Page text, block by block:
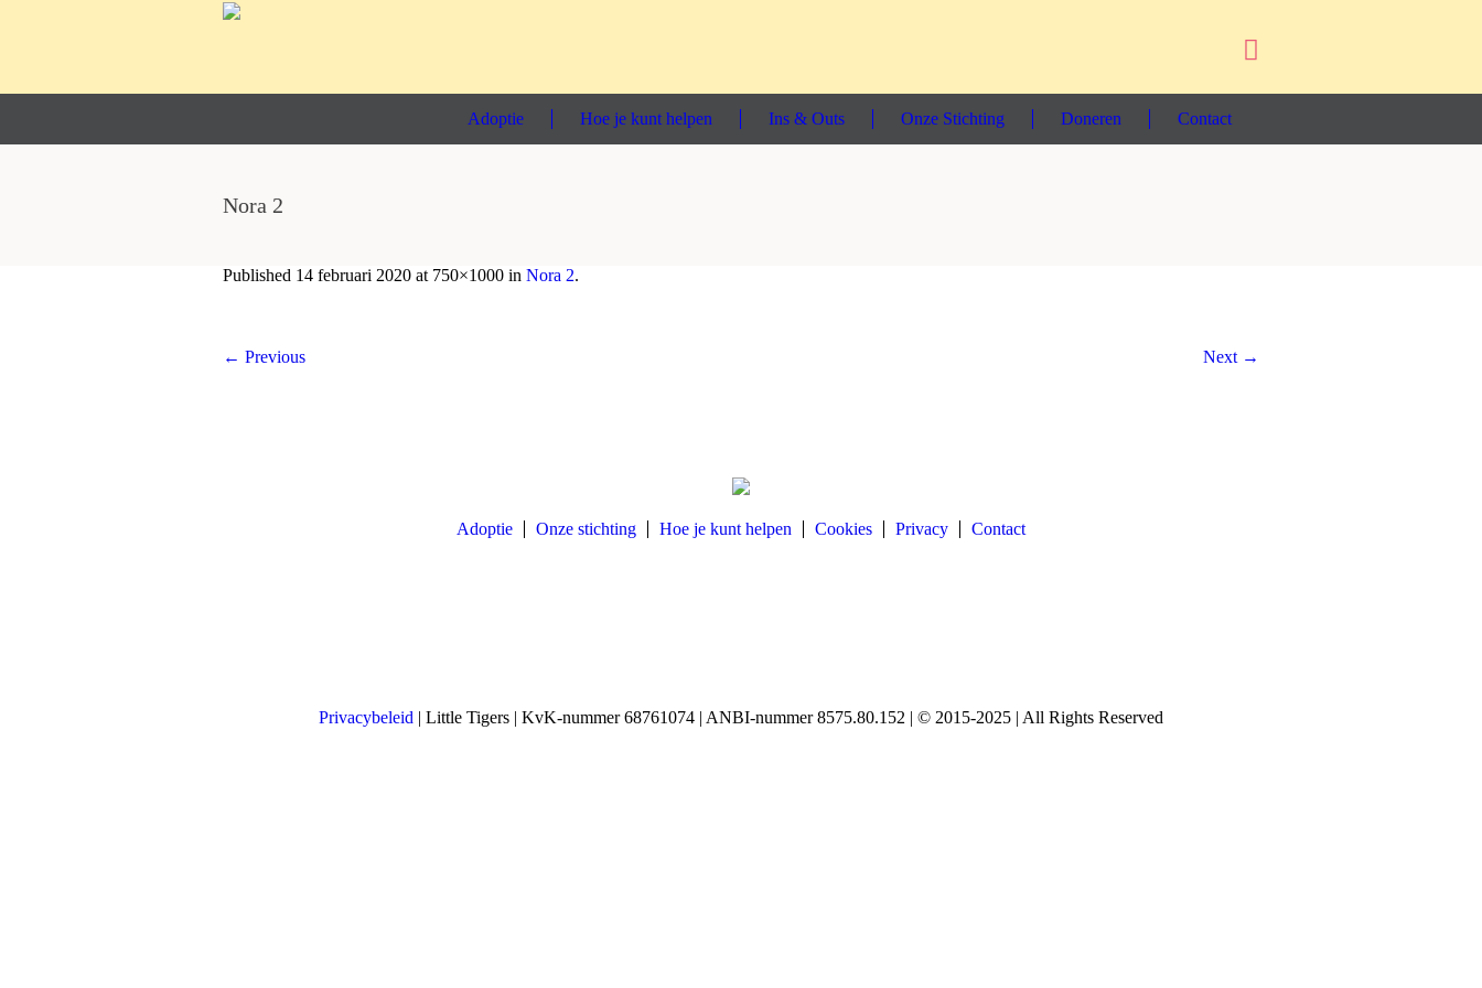
Adoptie Hoe je kunt helpen Ins & Outs Onze Stichting Doneren Contact
Nora 2
Published 14 februari 2020 at 750×1000 in Nora 2.
← Previous Next →
Adoptie Onze stichting Hoe je kunt helpen Cookies Privacy Contact
Privacybeleid | Little Tigers | KvK-nummer 68761074 | ANBI-nummer 8575.80.152 | © 2015-2025 | All Rights Reserved